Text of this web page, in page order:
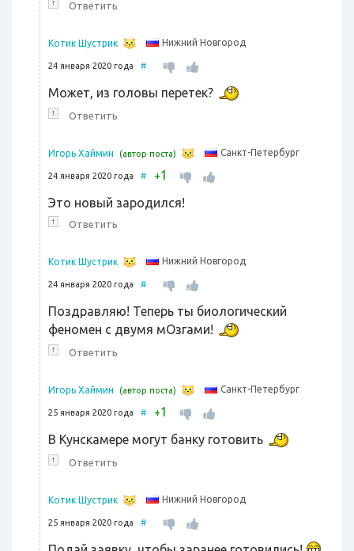
↑ Ответить
Котик Шустрик Нижний Новгород
24 января 2020 года #
Может, из головы перетек?
↑ Ответить
Игорь Хаймин (автор поста) Санкт-Петербург
24 января 2020 года # +1
Это новый зародился!
↑ Ответить
Котик Шустрик Нижний Новгород
24 января 2020 года #
Поздравляю! Теперь ты биологический
феномен с двумя мОзгами!
↑ Ответить
Игорь Хаймин (автор поста) Санкт-Петербург
25 января 2020 года # +1
В Кунскамере могут банку готовить
↑ Ответить
Котик Шустрик Нижний Новгород
25 января 2020 года #